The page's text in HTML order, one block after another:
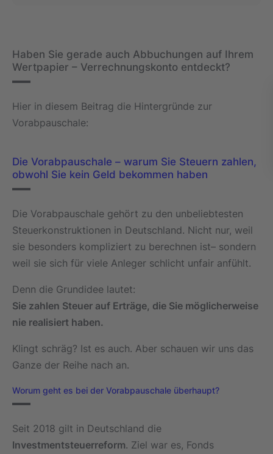
Haben Sie gerade auch Abbuchungen auf Ihrem
Wertpapier – Verrechnungskonto entdeckt?
Hier in diesem Beitrag die Hintergründe zur
Vorabpauschale:
Die Vorabpauschale – warum Sie Steuern zahlen,
obwohl Sie kein Geld bekommen haben
Die Vorabpauschale gehört zu den unbeliebtesten
Steuerkonstruktionen in Deutschland. Nicht nur, weil
sie besonders kompliziert zu berechnen ist– sondern
weil sie sich für viele Anleger schlicht unfair anfühlt.
Denn die Grundidee lautet:
Sie zahlen Steuer auf Erträge, die Sie möglicherweise
nie realisiert haben.
Klingt schräg? Ist es auch. Aber schauen wir uns das
Ganze der Reihe nach an.
Worum geht es bei der Vorabpauschale überhaupt?
Seit 2018 gilt in Deutschland die
Investmentsteuerreform. Ziel war es, Fonds